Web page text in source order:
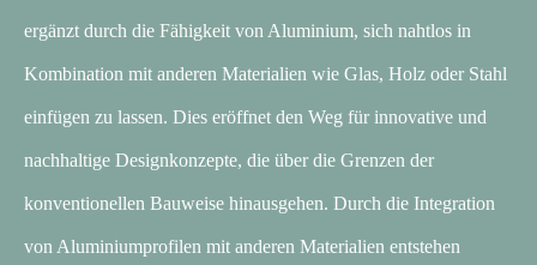
ergänzt durch die Fähigkeit von Aluminium, sich nahtlos in
Kombination mit anderen Materialien wie Glas, Holz oder Stahl
einfügen zu lassen. Dies eröffnet den Weg für innovative und
nachhaltige Designkonzepte, die über die Grenzen der
konventionellen Bauweise hinausgehen. Durch die Integration
von Aluminiumprofilen mit anderen Materialien entstehen